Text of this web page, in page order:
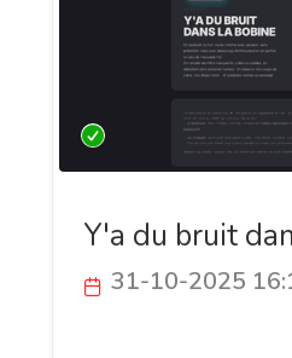
Y'a du bruit
31-10-2025